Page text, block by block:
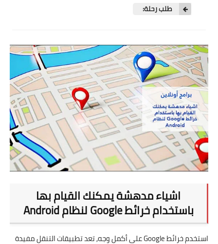
طلب رحلة:
اشياء مدهشة يمكنك القيام بها
باستخدام خرائط Google لنظام Android
استخدم خرائط Google على أكمل وجه, تعد تطبيقات التنقل مفيدة